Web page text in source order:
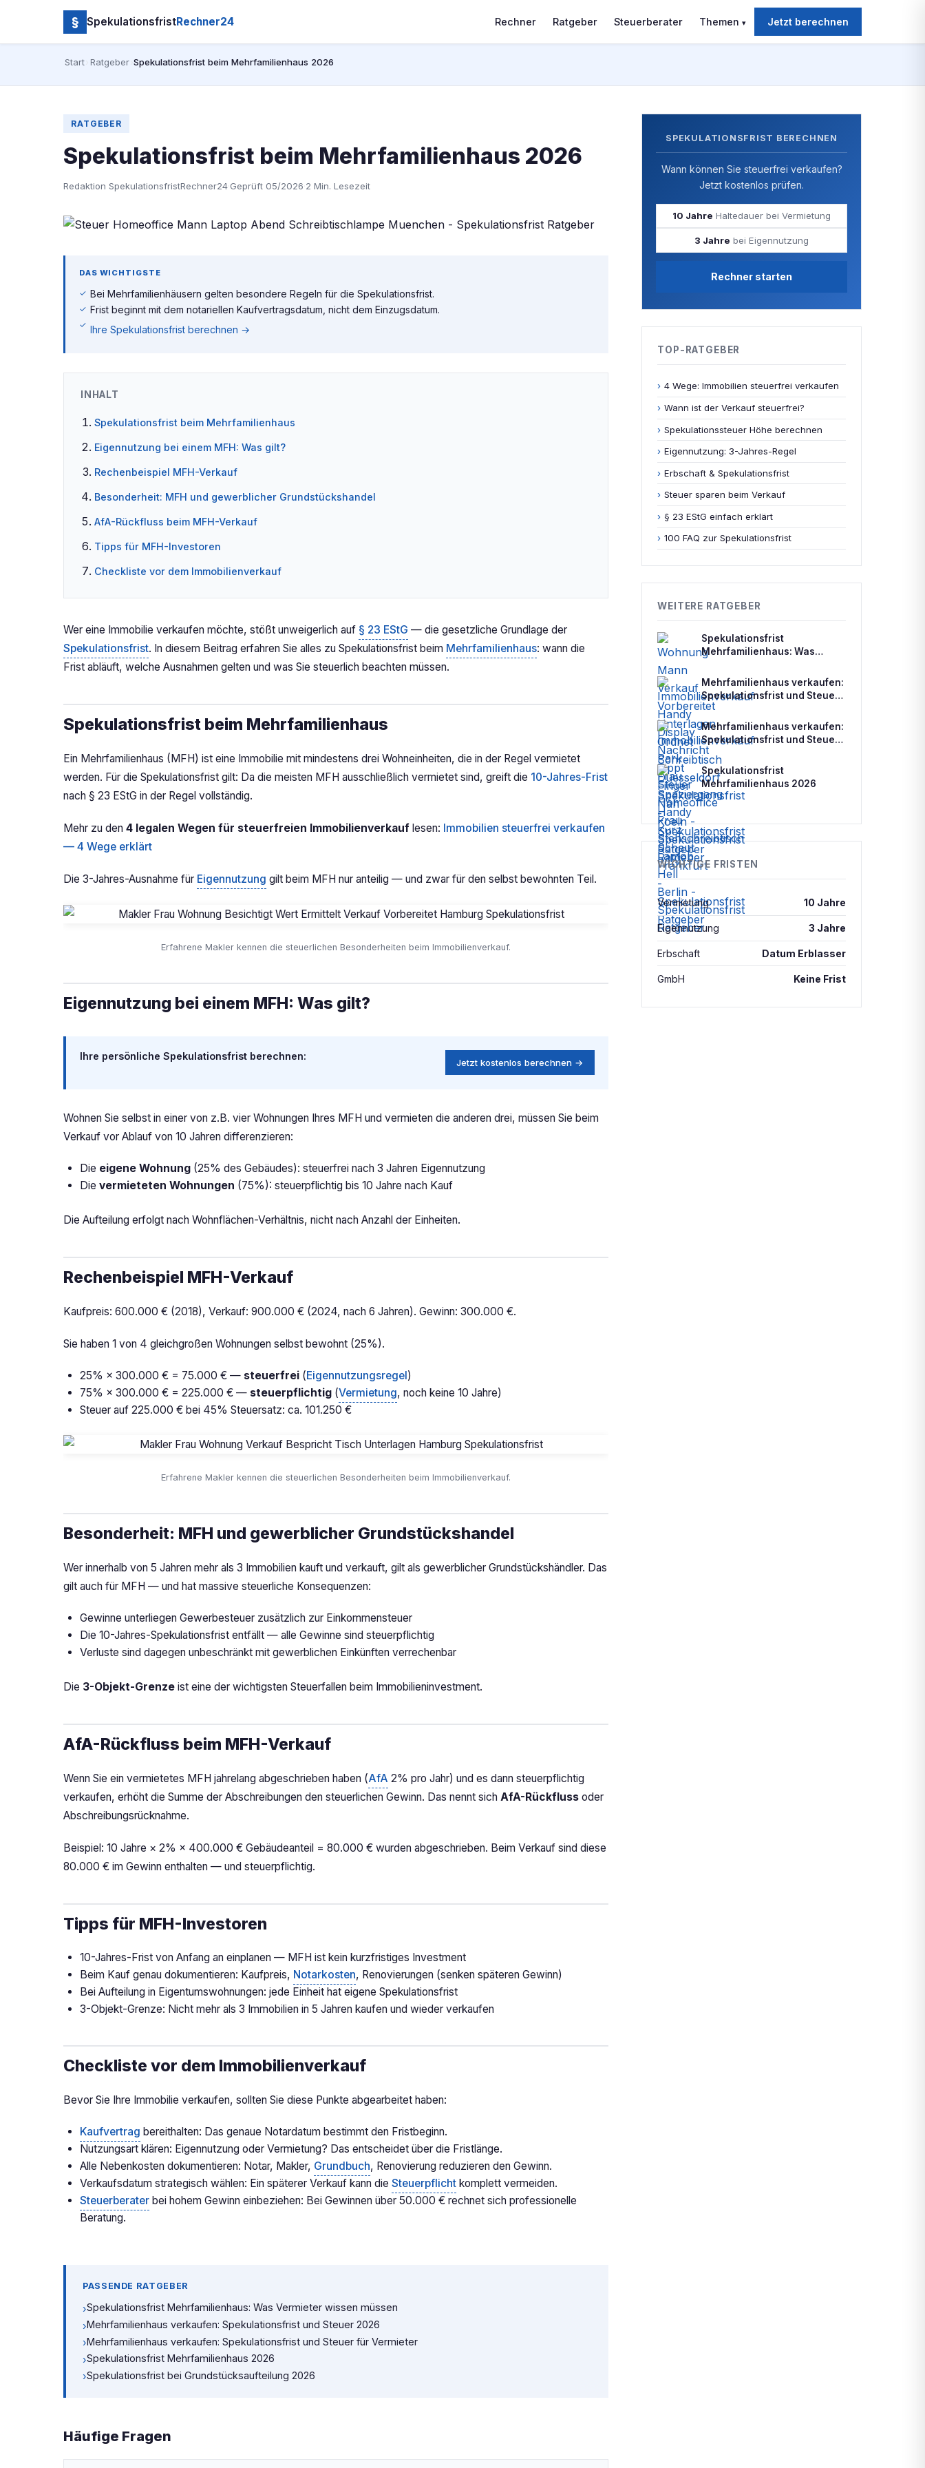
§ SpekulationsfristRechner24 Rechner Ratgeber Steuerberater Themen ▾ Jetzt berechnen
Start Ratgeber ›Spekulationsfrist beim Mehrfamilienhaus 2026
RATGEBER
Spekulationsfrist beim Mehrfamilienhaus 2026
Redaktion SpekulationsfristRechner24 Geprüft 05/2026 2 Min. Lesezeit
DAS WICHTIGSTE
Bei Mehrfamilienhäusern gelten besondere Regeln für die Spekulationsfrist.
Frist beginnt mit dem notariellen Kaufvertragsdatum, nicht dem Einzugsdatum.
Ihre Spekulationsfrist berechnen →
INHALT
Spekulationsfrist beim Mehrfamilienhaus
Eigennutzung bei einem MFH: Was gilt?
Rechenbeispiel MFH-Verkauf
Besonderheit: MFH und gewerblicher Grundstückshandel
AfA-Rückfluss beim MFH-Verkauf
Tipps für MFH-Investoren
Checkliste vor dem Immobilienverkauf
Wer eine Immobilie verkaufen möchte, stößt unweigerlich auf § 23 EStG — die gesetzliche Grundlage der
Spekulationsfrist. In diesem Beitrag erfahren Sie alles zu Spekulationsfrist beim Mehrfamilienhaus: wann die
Frist abläuft, welche Ausnahmen gelten und was Sie steuerlich beachten müssen.
Spekulationsfrist beim Mehrfamilienhaus
Ein Mehrfamilienhaus (MFH) ist eine Immobilie mit mindestens drei Wohneinheiten, die in der Regel vermietet
werden. Für die Spekulationsfrist gilt: Da die meisten MFH ausschließlich vermietet sind, greift die 10-Jahres-Frist
nach § 23 EStG in der Regel vollständig.
Mehr zu den 4 legalen Wegen für steuerfreien Immobilienverkauf lesen: Immobilien steuerfrei verkaufen
— 4 Wege erklärt
Die 3-Jahres-Ausnahme für Eigennutzung gilt beim MFH nur anteilig — und zwar für den selbst bewohnten Teil.
Erfahrene Makler kennen die steuerlichen Besonderheiten beim Immobilienverkauf.
Eigennutzung bei einem MFH: Was gilt?
Ihre persönliche Spekulationsfrist berechnen:
Jetzt kostenlos berechnen →
Wohnen Sie selbst in einer von z.B. vier Wohnungen Ihres MFH und vermieten die anderen drei, müssen Sie beim
Verkauf vor Ablauf von 10 Jahren differenzieren:
Die eigene Wohnung (25% des Gebäudes): steuerfrei nach 3 Jahren Eigennutzung
Die vermieteten Wohnungen (75%): steuerpflichtig bis 10 Jahre nach Kauf
Die Aufteilung erfolgt nach Wohnflächen-Verhältnis, nicht nach Anzahl der Einheiten.
Rechenbeispiel MFH-Verkauf
Kaufpreis: 600.000 € (2018), Verkauf: 900.000 € (2024, nach 6 Jahren). Gewinn: 300.000 €.
Sie haben 1 von 4 gleichgroßen Wohnungen selbst bewohnt (25%).
25% × 300.000 € = 75.000 € — steuerfrei (Eigennutzungsregel)
75% × 300.000 € = 225.000 € — steuerpflichtig (Vermietung, noch keine 10 Jahre)
Steuer auf 225.000 € bei 45% Steuersatz: ca. 101.250 €
Erfahrene Makler kennen die steuerlichen Besonderheiten beim Immobilienverkauf.
Besonderheit: MFH und gewerblicher Grundstückshandel
Wer innerhalb von 5 Jahren mehr als 3 Immobilien kauft und verkauft, gilt als gewerblicher Grundstückshändler. Das
gilt auch für MFH — und hat massive steuerliche Konsequenzen:
Gewinne unterliegen Gewerbesteuer zusätzlich zur Einkommensteuer
Die 10-Jahres-Spekulationsfrist entfällt — alle Gewinne sind steuerpflichtig
Verluste sind dagegen unbeschränkt mit gewerblichen Einkünften verrechenbar
Die 3-Objekt-Grenze ist eine der wichtigsten Steuerfallen beim Immobilieninvestment.
AfA-Rückfluss beim MFH-Verkauf
Wenn Sie ein vermietetes MFH jahrelang abgeschrieben haben (AfA 2% pro Jahr) und es dann steuerpflichtig
verkaufen, erhöht die Summe der Abschreibungen den steuerlichen Gewinn. Das nennt sich AfA-Rückfluss oder
Abschreibungsrücknahme.
Beispiel: 10 Jahre × 2% × 400.000 € Gebäudeanteil = 80.000 € wurden abgeschrieben. Beim Verkauf sind diese
80.000 € im Gewinn enthalten — und steuerpflichtig.
Tipps für MFH-Investoren
10-Jahres-Frist von Anfang an einplanen — MFH ist kein kurzfristiges Investment
Beim Kauf genau dokumentieren: Kaufpreis, Notarkosten, Renovierungen (senken späteren Gewinn)
Bei Aufteilung in Eigentumswohnungen: jede Einheit hat eigene Spekulationsfrist
3-Objekt-Grenze: Nicht mehr als 3 Immobilien in 5 Jahren kaufen und wieder verkaufen
Checkliste vor dem Immobilienverkauf
Bevor Sie Ihre Immobilie verkaufen, sollten Sie diese Punkte abgearbeitet haben:
Kaufvertrag bereithalten: Das genaue Notardatum bestimmt den Fristbeginn.
Nutzungsart klären: Eigennutzung oder Vermietung? Das entscheidet über die Fristlänge.
Alle Nebenkosten dokumentieren: Notar, Makler, Grundbuch, Renovierung reduzieren den Gewinn.
Verkaufsdatum strategisch wählen: Ein späterer Verkauf kann die Steuerpflicht komplett vermeiden.
Steuerberater bei hohem Gewinn einbeziehen: Bei Gewinnen über 50.000 € rechnet sich professionelle
Beratung.
PASSENDE RATGEBER
›Spekulationsfrist Mehrfamilienhaus: Was Vermieter wissen müssen
›Mehrfamilienhaus verkaufen: Spekulationsfrist und Steuer 2026
›Mehrfamilienhaus verkaufen: Spekulationsfrist und Steuer für Vermieter
›Spekulationsfrist Mehrfamilienhaus 2026
›Spekulationsfrist bei Grundstücksaufteilung 2026
Häufige Fragen
SPEKULATIONSFRIST BERECHNEN
Wann können Sie steuerfrei verkaufen?
Jetzt kostenlos prüfen.
10 Jahre Haltedauer bei Vermietung
3 Jahre bei Eigennutzung
Rechner starten
TOP-RATGEBER
› 4 Wege: Immobilien steuerfrei verkaufen
› Wann ist der Verkauf steuerfrei?
› Spekulationssteuer Höhe berechnen
› Eigennutzung: 3-Jahres-Regel
› Erbschaft & Spekulationsfrist
› Steuer sparen beim Verkauf
› § 23 EStG einfach erklärt
› 100 FAQ zur Spekulationsfrist
WEITERE RATGEBER
Spekulationsfrist
Mehrfamilienhaus: Was
Mehrfamilienhaus verkaufen:
Spekulationsfrist und Steuer
2026
Mehrfamilienhaus verkaufen:
Spekulationsfrist und Steuer
für Vermieter
Spekulationsfrist
Mehrfamilienhaus 2026
WICHTIGE FRISTEN
Vermietung 10 Jahre
Eigennutzung 3 Jahre
Erbschaft Datum Erblasser
GmbH Keine Frist